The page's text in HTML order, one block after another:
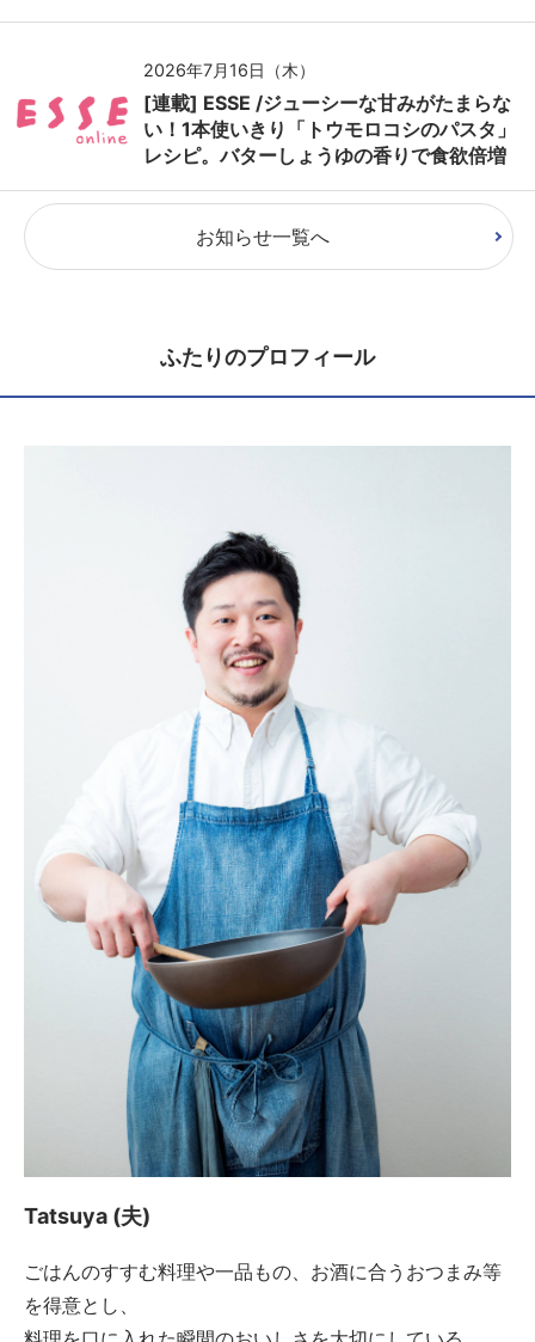
2026年7月16日（木）
[連載] ESSE /ジューシーな甘みがたまらな
い！1本使いきり「トウモロコシのパスタ」
レシピ。バターしょうゆの香りで食欲倍増
お知らせ一覧へ
ふたりのプロフィール
Tatsuya (夫)
ごはんのすすむ料理や一品もの、お酒に合うおつまみ等
を得意とし、